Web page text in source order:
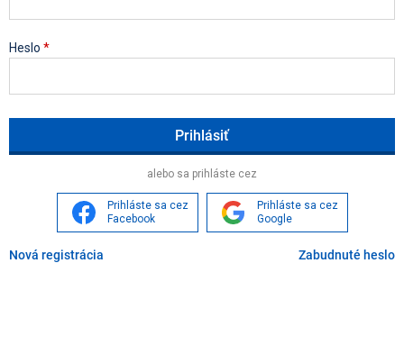
Heslo *
alebo sa prihláste cez
Prihláste sa cez
Facebook
Prihláste sa cez
Google
Nová registrácia Zabudnuté heslo